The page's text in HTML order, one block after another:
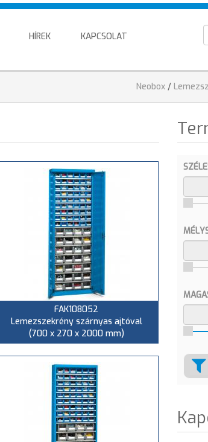
HÍREK KAPCSOLAT
Jelenlegi
hely
Neobox /
FAK108052
Lemezszekrény szárnyas ajtóval
(700 x 270 x 2000 mm)